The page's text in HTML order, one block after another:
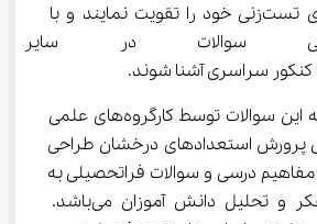
می‌کند تا مهارت‌های تست‌زنی خود را تقویت نمایند و با
سوالات در سایر
شایان توجه است که این سوالات توسط کارگروه‌های علمی
پرورش استعدادهای درخشان طراحی
مفاهیم درسی و سوالات فراتحصیلی به
منظور سنجش تفکر و تحلیل دانش آموزان می‌باشد.